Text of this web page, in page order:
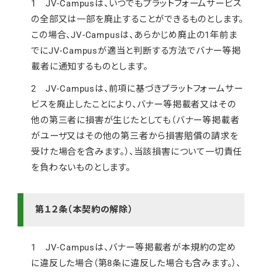
1 JV-Campusは、いつでもプラットフォームサービス
の全部又は一部を廃止することができるものとします。
この場合、JV-Campusは、あらかじめ廃止の1年前ま
でにJV-Campusが適当と判断する方法でバナー等掲
載者に通知するものとします。
2 JV-Campusは、前項に基づきプラットフォームサー
ビスを廃止したことにより、バナー等掲載者又はその
他の第三者に損害が生じたとしても（バナー等掲載者
がユーザ又はその他の第三者から損害賠償の請求を
受けた場合を含みます。）、当該損害について一切責任
を負わないものとします。
第１２条（本契約の解除）
1 JV-Campusは、バナー等掲載者が本規約の定め
に違反した場合（第8条に違反した場合も含みます。）、